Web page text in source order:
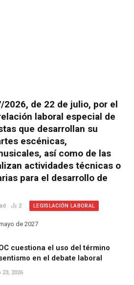
2026, de 22 de julio, por el
laboral especial de
que desarrollan su
escénicas,
así como de las
actividades técnicas o
para el desarrollo de
2 LEGISLACIÓN LABORAL
de 2027
cuestiona el uso del término
en el debate laboral
23, 2026